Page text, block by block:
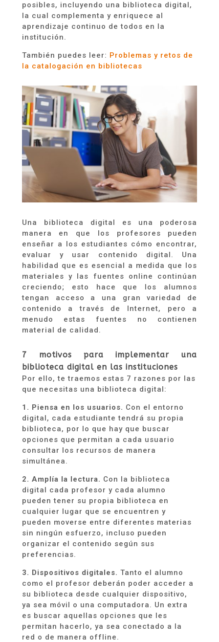
posibles, incluyendo una biblioteca digital,
la cual complementa y enriquece al
aprendizaje continuo de todos en la
institución.
También puedes leer: Problemas y retos de
la catalogación en bibliotecas
Una biblioteca digital es una poderosa
manera en que los profesores pueden
enseñar a los estudiantes cómo encontrar,
evaluar y usar contenido digital. Una
habilidad que es esencial a medida que los
materiales y las fuentes online continúan
creciendo; esto hace que los alumnos
tengan acceso a una gran variedad de
contenido a través de Internet, pero a
menudo estas
fuentes no contienen
material de calidad.
7 motivos para implementar una
biblioteca digital en las instituciones
Por ello, te traemos estas 7 razones por las
que necesitas una biblioteca digital:
1. Piensa en los usuarios. Con el entorno
digital, cada estudiante tendrá su propia
biblioteca, por lo que hay que buscar
opciones que permitan a cada usuario
consultar los recursos de manera
simultánea.
2. Amplía la lectura. Con la biblioteca
digital cada profesor y cada alumno
pueden tener su propia biblioteca en
cualquier lugar que se encuentren y
pueden moverse entre diferentes materias
sin ningún esfuerzo, incluso pueden
organizar el contenido según sus
preferencias.
3. Dispositivos digitales. Tanto el alumno
como el profesor deberán poder acceder a
su biblioteca desde cualquier dispositivo,
ya sea móvil o una computadora. Un extra
es buscar aquellas opciones que les
permitan hacerlo, ya sea conectado a la
red o de manera offline.